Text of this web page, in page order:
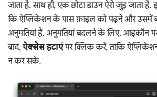
जाता है. साथ ही, एक छोटा डाउन ऐरो जुड़ जाता
कि ऐप्लिकेशन के पास फ़ाइल को पढ़ने और उसमें
अनुमतियां हैं. अनुमतियां बदलने के लिए, आइकॉन
बाद, ऐक्सेस हटाएंपर क्लिक करें, ताकि
न कर सके.